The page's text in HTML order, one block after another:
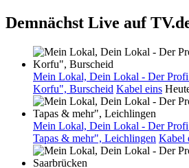
Demnächst Live auf
Mein Lokal, Dein Lokal - Der
Korfu", Burscheid Kabel eins
Mein Lokal, Dein Lokal - Der
Tapas & mehr", Leichlingen Kabel